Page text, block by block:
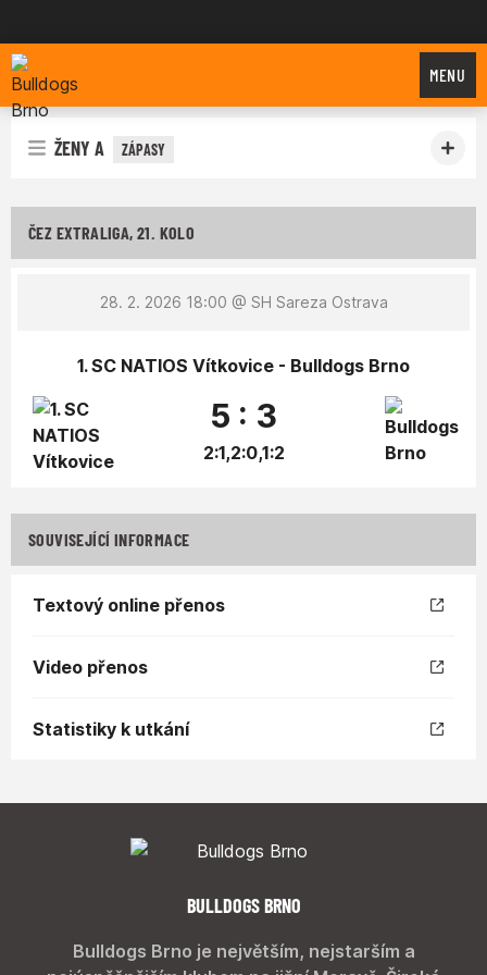
Bulldogs Brno
MENU
ŽENY A ZÁPASY
ČEZ EXTRALIGA, 21. KOLO
28. 2. 2026 18:00 @ SH Sareza Ostrava
1. SC NATIOS Vítkovice - Bulldogs Brno
5 : 3
2:1,2:0,1:2
SOUVISEJÍCÍ INFORMACE
Textový online přenos
Video přenos
Statistiky k utkání
BULLDOGS BRNO
Bulldogs Brno je největším, nejstarším a